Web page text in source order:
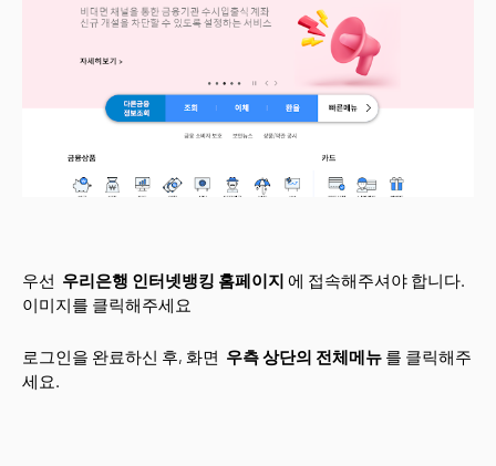
우선 우리은행 인터넷뱅킹 홈페이지 에 접속해주셔야 합니다.
이미지를 클릭해주세요
로그인을 완료하신 후, 화면 우측 상단의 전체메뉴 를 클릭해주
세요.